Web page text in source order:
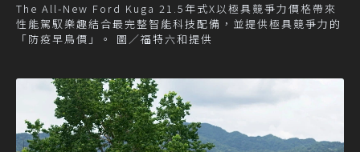
The All-New Ford Kuga 21.5年式X以極具競爭力價格帶來
性能駕馭樂趣結合最完整智能科技配備，並提供極具競爭力的
「防疫早鳥價」。 圖／福特六和提供